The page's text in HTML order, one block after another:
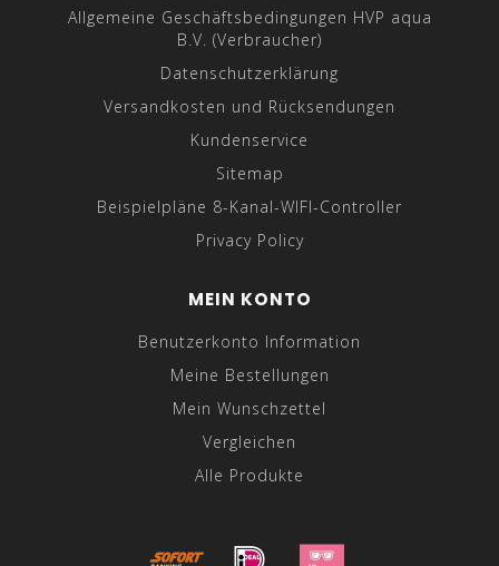
Allgemeine Geschäftsbedingungen HVP aqua
B.V. (Verbraucher)
Datenschutzerklärung
Versandkosten und Rücksendungen
Kundenservice
Sitemap
Beispielpläne 8-Kanal-WIFI-Controller
Privacy Policy
MEIN KONTO
Benutzerkonto Information
Meine Bestellungen
Mein Wunschzettel
Vergleichen
Alle Produkte